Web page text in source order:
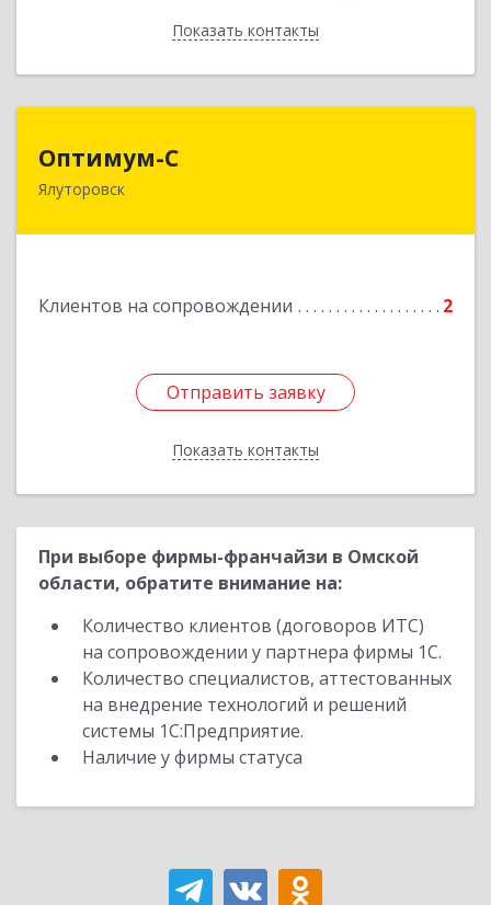
Показать контакты
Назад
Оптимум-С
Ялуторовск
Клиентов на сопровождении 2
Отправить заявку
Показать контакты
Отправить заявку
Назад
При выборе фирмы-франчайзи в Омской
области, обратите внимание на:
Количество клиентов (договоров ИТС)
на сопровождении у партнера фирмы 1С.
Количество специалистов, аттестованных
на внедрение технологий и решений
системы 1С:Предприятие.
Наличие у фирмы статуса